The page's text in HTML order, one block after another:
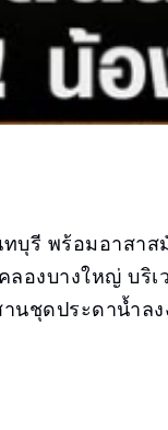
บุรี พร้อมอาสาส
องบางใหญ่ บริ
นชุดประดาน้ำล